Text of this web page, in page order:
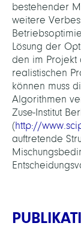
bestehender
weitere
Lösung der
den im Projekt
realistischen
können muss
Algorithmen
Zuse-Institut
(http://
auftretende